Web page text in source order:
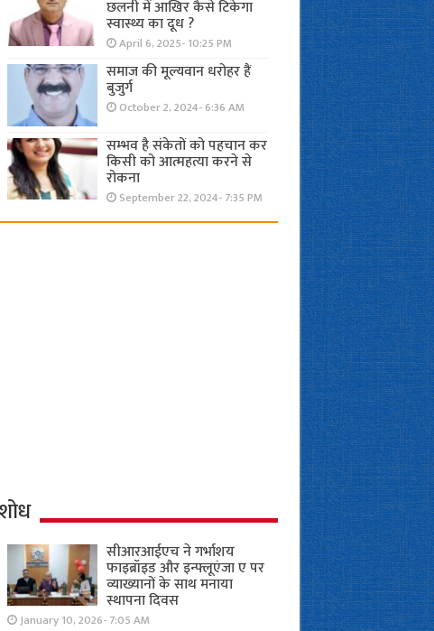
छलनी में आखिर कैसे टिकेगा
स्वास्थ्य का दूध ?
April 6, 2025- 10:25 PM
समाज की मूल्यवान धरोहर हैं
बुजुर्ग
October 2, 2024- 6:36 AM
सम्भव है संकेतों को पहचान कर
किसी को आत्महत्या करने से
रोकना
September 22, 2024- 7:35 PM
सीआरआईएच ने गर्भाशय
फाइब्रॉइड और इन्फ्लूएंजा ए पर
व्याख्यानों के साथ मनाया
स्थापना दिवस
January 10, 2026- 7:05 AM